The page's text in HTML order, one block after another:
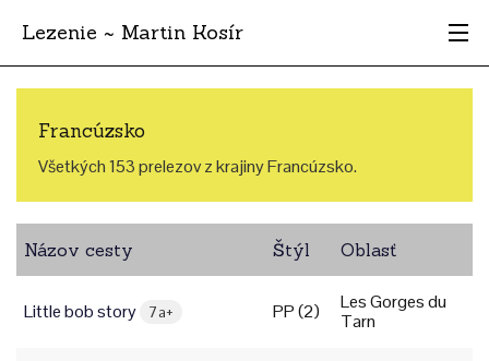
Lezenie ~ Martin Kosír
Najhodnotnejšie
Krajina
Štýl
Archív
Francúzsko
Všetkých 153 prelezov z krajiny Francúzsko.
Názov cesty Štýl Oblasť
Little bob story 7a+ PP (2)
Les Gorges du
Tarn